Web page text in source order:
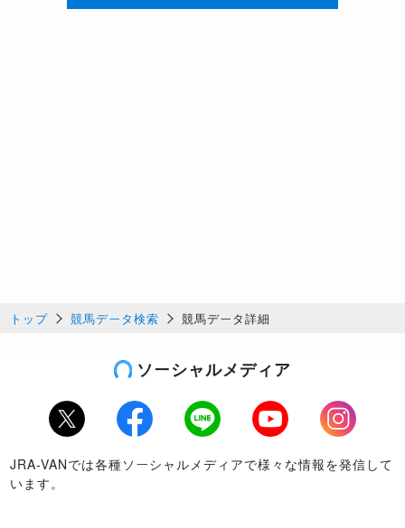
トップ 競馬データ検索 競馬データ詳細
ソーシャルメディア
Twitter Facebook LINE Youtube
Instagram
JRA-VANでは各種ソーシャルメディアで様々な情報を発信して
います。